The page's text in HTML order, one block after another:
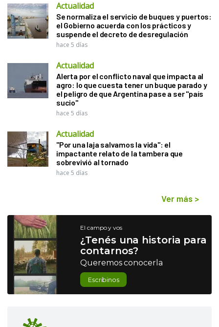
Actualidad
Se normaliza el servicio de buques y puertos:
el Gobierno acuerda con los prácticos y
suspende el decreto de desregulación
hace 5 días
Actualidad
Alerta por el conflicto naval que impacta al
agro: lo que cuesta tener un buque parado y
el peligro de que Argentina pase a ser "país
sucio"
hace 5 días
Actualidad
"Por una laja salvamos la vida": el
impactante relato de la tambera que
sobrevivió al tornado
hace 5 días
Ver más >
El campo y vos
¿Tenés una historia para
contarnos?
Queremos conocerla
Escribinos